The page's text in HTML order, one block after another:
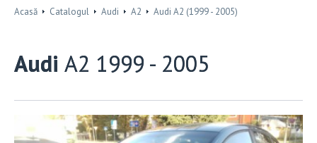
Acasă Catalogul Audi A2 Audi A2 (1999 - 2005)
Audi A2 1999 - 2005